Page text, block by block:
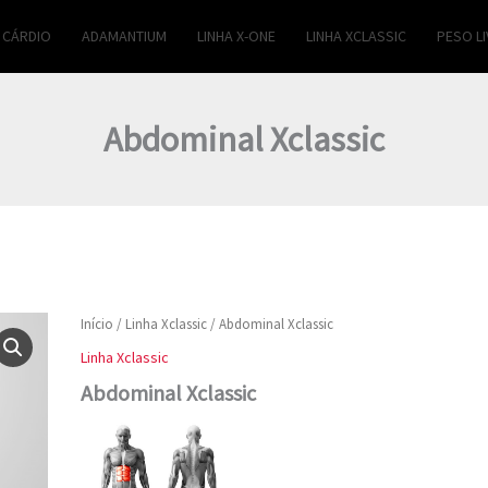
CÁRDIO ADAMANTIUM LINHA X-ONE LINHA XCLASSIC PESO
Abdominal Xclassic
Início / Linha Xclassic / Abdominal Xclassic
Linha Xclassic
Abdominal Xclassic
Abdominal
quantidade